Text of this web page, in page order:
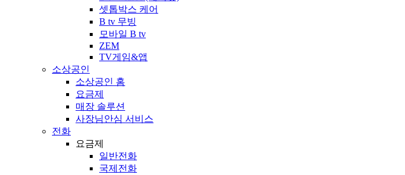
셋톱박스 케어
B tv 무빙
모바일 B tv
ZEM
TV게임&앱
소상공인
소상공인 홈
요금제
매장 솔루션
사장님안심 서비스
전화
요금제
일반전화
국제전화